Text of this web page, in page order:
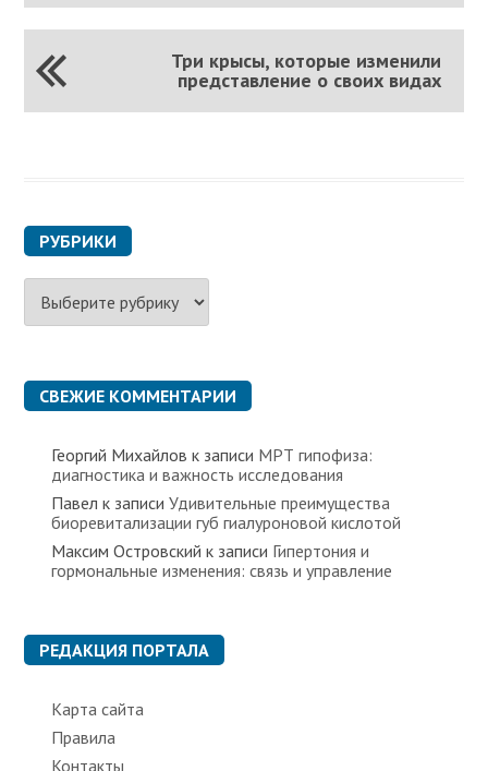
Три крысы, которые изменили
представление о своих видах
РУБРИКИ
Р
б
к
и СВЕЖИЕ КОММЕНТАРИИ
Георгий Михайлов к записи МРТ гипофиза:
диагностика и важность исследования
Павел к записиУдивительные преимущества
биоревитализации губ гиалуроновой кислотой
Максим Островский к записи Гипертония и
гормональные изменения: связь и управление
РЕДАКЦИЯ ПОРТАЛА
Карта сайта
Правила
Контакты